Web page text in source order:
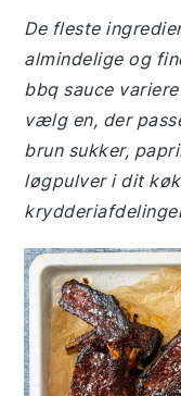
De fleste
almindelige og
bbq sauce
vælg en, der
brun sukker,
løgpulver i dit